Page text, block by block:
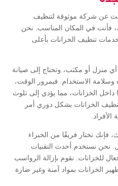
عن شركة موثوقة لتنظيف
فأنت في المكان المناسب. نحن
تنظيف الخزانات بأعلى
أي منزل أو مكتب، وتحتاج إلى صيانة
الاستخدام. فبمرور الوقت،
داخل الخزانات، مما يؤدي إلى تلوث
تنظيف الخزانات بشكل دوري أمر
فإنك تختار فريقًا من الخبراء
نحن نستخدم أحدث التقنيات
للخزانات. نقوم بإزالة الرواسب
الخزانات بمواد آمنة وغير ضارة